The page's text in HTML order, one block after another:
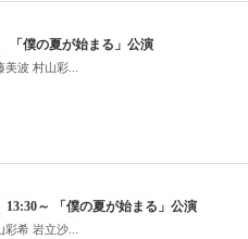
「僕の夏が始まる」公演
波 村山彩...
13:30～ 「僕の夏が始まる」公演
希 岩立沙...